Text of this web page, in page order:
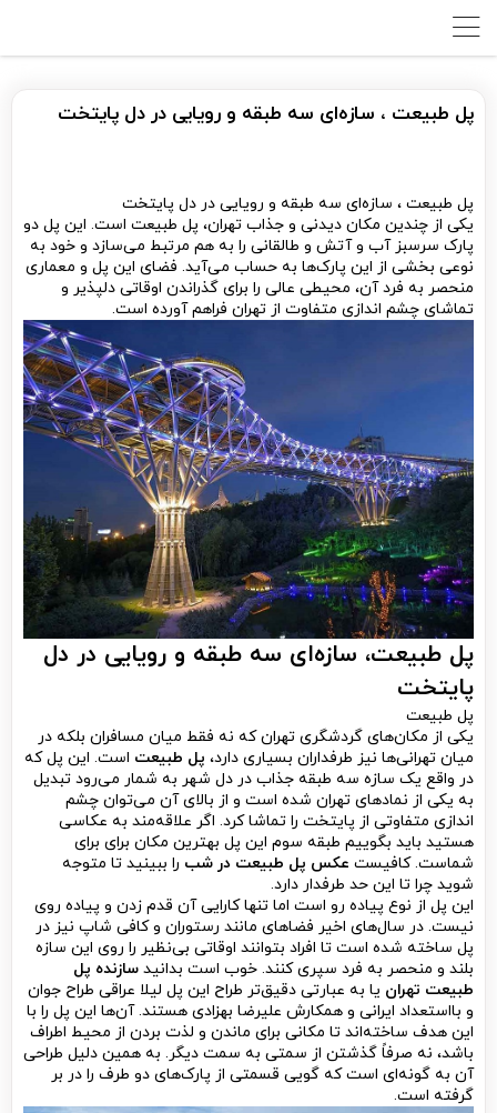
پل طبیعت ، سازه‌ای سه طبقه و رویایی در دل پایتخت
پل طبیعت ، سازه‌ای سه طبقه و رویایی در دل پایتخت
یکی از چندین مکان دیدنی و جذاب تهران، پل طبیعت است. این پل دو
پارک سرسبز آب و آتش و طالقانی را به هم مرتبط می‌سازد و خود به
نوعی بخشی از این پارک‌ها به حساب می‌آید. فضای این پل و معماری
منحصر به فرد آن، محیطی عالی را برای گذراندن اوقاتی دلپذیر و
تماشای چشم اندازی متفاوت از تهران فراهم آورده است.
پل طبیعت، سازه‌ای سه طبقه و رویایی در دل
پایتخت
پل طبیعت
یکی از مکان‌های گردشگری تهران که نه فقط میان مسافران بلکه در
میان تهرانی‌ها نیز طرفداران بسیاری دارد، پل طبیعت است. این پل که
در واقع یک سازه سه طبقه جذاب در دل شهر به شمار می‌رود تبدیل
به یکی از نمادهای تهران شده است و از بالای آن می‌توان چشم
اندازی متفاوتی از پایتخت را تماشا کرد. اگر علاقه‌مند به عکاسی
هستید باید بگوییم طبقه سوم این پل بهترین مکان برای برای
شماست. کافیست عکس پل طبیعت در شب را ببینید تا متوجه
شوید چرا تا این حد طرفدار دارد.
این پل از نوع پیاده رو است اما تنها کارایی آن قدم زدن و پیاده روی
نیست. در سال‌های اخیر فضاهای مانند رستوران و کافی شاپ نیز در
پل ساخته شده است تا افراد بتوانند اوقاتی بی‌نظیر را روی این سازه
بلند و منحصر به فرد سپری کنند. خوب است بدانید سازنده پل
طبیعت تهران یا به عبارتی دقیق‌تر طراح این پل لیلا عراقی طراح جوان
و بااستعداد ایرانی و همکارش علیرضا بهزادی هستند. آن‌ها این پل را با
این هدف ساخته‌اند تا مکانی برای ماندن و لذت بردن از محیط اطراف
باشد، نه صرفاً گذشتن از سمتی به سمت دیگر. به همین دلیل طراحی
آن به گونه‌ای است که گویی قسمتی از پارک‌های دو طرف را در بر
گرفته است.